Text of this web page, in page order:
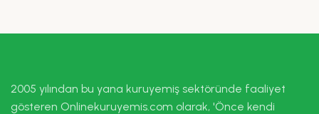
2005 yılından bu yana kuruyemiş sektöründe faaliyet
gösteren Onlinekuruyemis.com olarak, 'Önce kendi